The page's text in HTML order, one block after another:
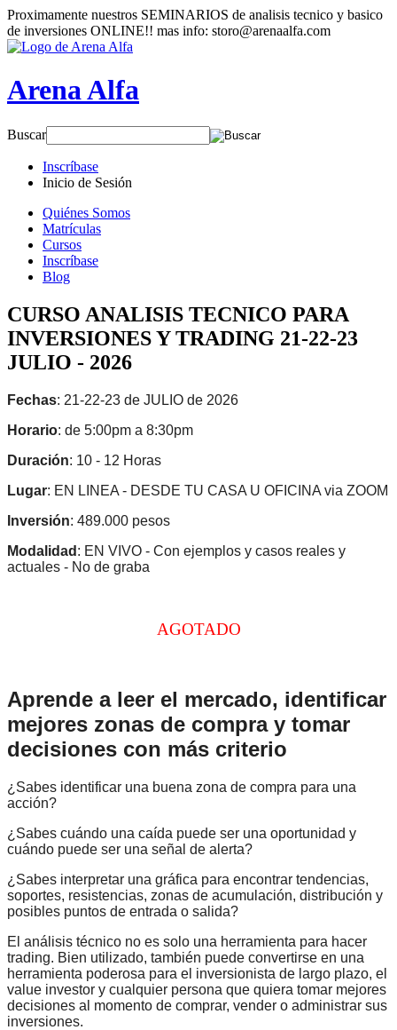
Proximamente nuestros SEMINARIOS de analisis tecnico y basico
de inversiones ONLINE!! mas info: storo@arenaalfa.com
Arena Alfa
Buscar
Inscríbase
Inicio de Sesión
Quiénes Somos
Matrículas
Cursos
Inscríbase
Blog
CURSO ANALISIS TECNICO PARA
INVERSIONES Y TRADING 21-22-23
JULIO - 2026
Fechas: 21-22-23 de JULIO de 2026
Horario: de 5:00pm a 8:30pm
Duración: 10 - 12 Horas
Lugar: EN LINEA - DESDE TU CASA U OFICINA via ZOOM
Inversión: 489.000 pesos
Modalidad : EN VIVO - Con ejemplos y casos reales y
actuales - No de graba
AGOTADO
Aprende a leer el mercado, identificar
mejores zonas de compra y tomar
decisiones con más criterio
¿Sabes identificar una buena zona de compra para una
acción?
¿Sabes cuándo una caída puede ser una oportunidad y
cuándo puede ser una señal de alerta?
¿Sabes interpretar una gráfica para encontrar tendencias,
soportes, resistencias, zonas de acumulación, distribución y
posibles puntos de entrada o salida?
El análisis técnico no es solo una herramienta para hacer
trading. Bien utilizado, también puede convertirse en una
herramienta poderosa para el inversionista de largo plazo, el
value investor y cualquier persona que quiera tomar mejores
decisiones al momento de comprar, vender o administrar sus
inversiones.